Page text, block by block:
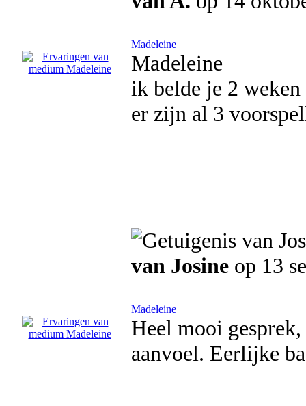
Madeleine
Madeleine
ik belde je 2 weken
er zijn al 3
van Josine op 13
Madeleine
Heel mooi
aanvoel. Eerlijke